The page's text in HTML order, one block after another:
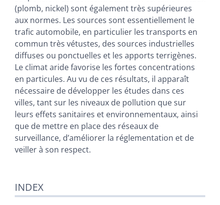
(plomb, nickel) sont également très supérieures
aux normes. Les sources sont essentiellement le
trafic automobile, en particulier les transports en
commun très vétustes, des sources industrielles
diffuses ou ponctuelles et les apports terrigènes.
Le climat aride favorise les fortes concentrations
en particules. Au vu de ces résultats, il apparaît
nécessaire de développer les études dans ces
villes, tant sur les niveaux de pollution que sur
leurs effets sanitaires et environnementaux, ainsi
que de mettre en place des réseaux de
surveillance, dʼaméliorer la réglementation et de
veiller à son respect.
INDEX